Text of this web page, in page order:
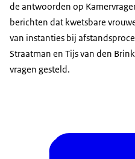
de antwoorden op
berichten dat kwetsbare
van instanties bij
Straatman en Tijs van den
vragen gesteld.